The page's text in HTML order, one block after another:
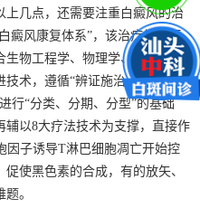
几点，还需要注重白癜风的治
癜风康复体系”，该治疗体系打
生物工程学、物理学、医药化
术，遵循“辨证施治、因人施
行“分类、分期、分型”的基础
辅以8大疗法技术为支撑，直接作
因子诱导T淋巴细胞凋亡开始控
使黑色素的合成，有的放矢、
。